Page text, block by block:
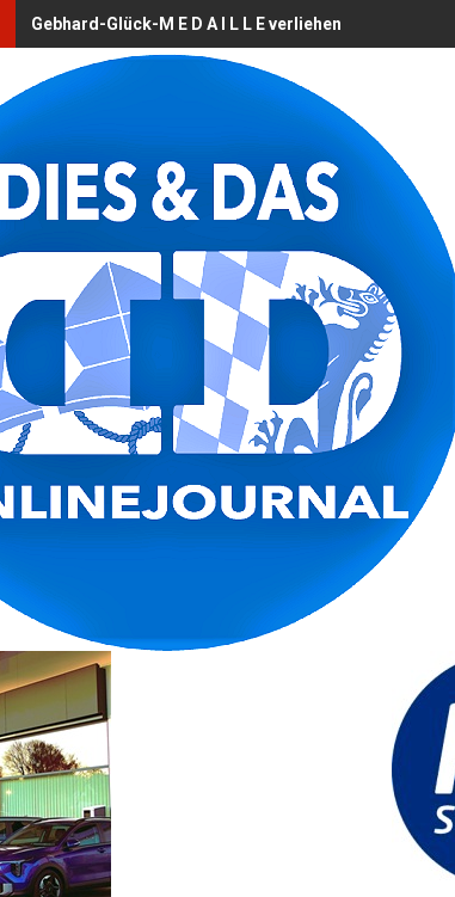
Gebhard-Glück-M E D A I L L E verliehen